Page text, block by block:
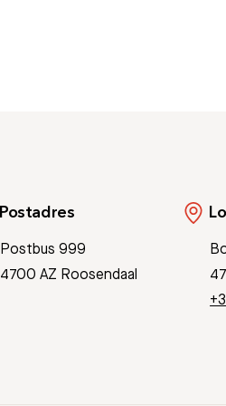
Postadres
Postbus 999
4700 AZ Roosendaal